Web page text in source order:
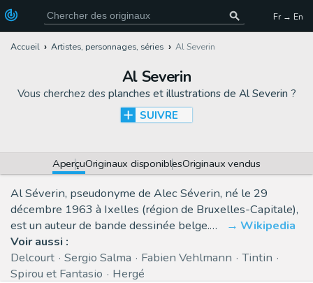
Fr → En
Accueil Artistes, personnages, séries Al Severin
Al Severin
Vous cherchez des planches et illustrations de Al Severin ?
SUIVRE
AperçuOriginaux disponiblesOriginaux vendus
Al Séverin, pseudonyme de Alec Séverin, né le 29
décembre 1963 à Ixelles (région de Bruxelles-Capitale),
est un auteur de bande dessinée belge.…
Wikipedia
Voir aussi :
Delcourt
Sergio Salma Fabien Vehlmann
Tintin
Spirou et Fantasio
Hergé